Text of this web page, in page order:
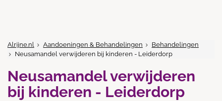
Alrijne.nl Aandoeningen & Behandelingen
Behandelingen
Neusamandel verwijderen bij kinderen - Leiderdorp
Neusamandel verwijderen
bij kinderen - Leiderdorp